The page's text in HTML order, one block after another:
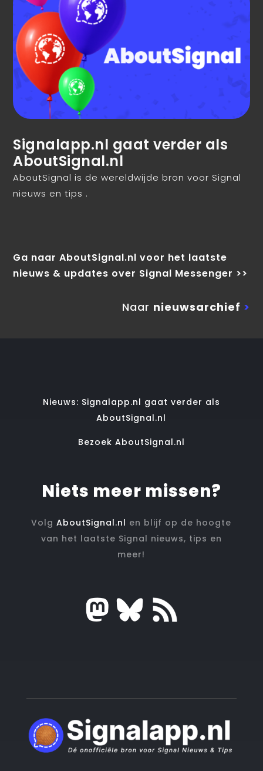
Signalapp.nl gaat verder als
AboutSignal.nl
AboutSignal is de wereldwijde bron voor Signal
nieuws en tips .
Ga naar AboutSignal.nl voor het laatste
nieuws & updates over Signal Messenger >>
Naar nieuwsarchief >
Nieuws: Signalapp.nl gaat verder als
AboutSignal.nl
Bezoek AboutSignal.nl
Niets meer missen?
VolgAboutSignal.nl en blijf op de hoogte
van het laatste Signal nieuws, tips en
meer!